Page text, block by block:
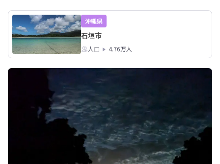
沖縄県
石垣市
人口 4.76万人